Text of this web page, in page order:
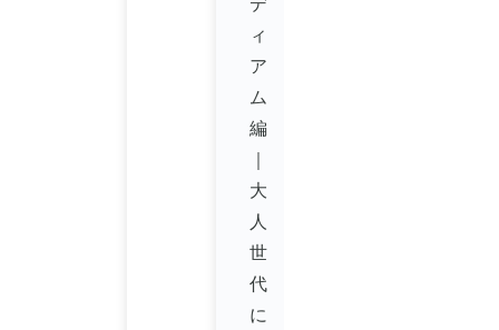
ィ
ア
ム
編
｜
大
人
世
代
に